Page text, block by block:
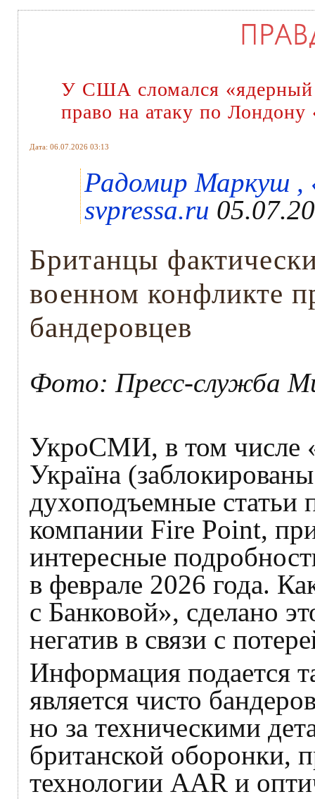
У США сломался «ядерный
право на атаку по
Дата: 06.07.2026 03:13
Радомир Маркуш ,
svpressa.ru
Британцы
военном конфликте
бандеровцев
Фото: Пресс-служба
УкроСМИ, в том числе
Україна
духоподъемные статьи
компании Fire Point,
интересные
в феврале 2026 года.
с Банковой», сделано
негатив в связи с
Информация подается
является чисто
но за техническими
британской оборонки,
технологии AAR и